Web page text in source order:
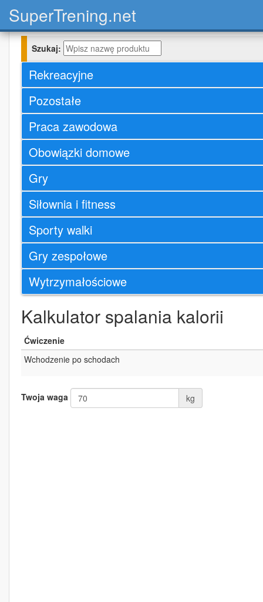
SuperTrening.net
Szukaj:
Rekreacyjne
Pozostałe
Praca zawodowa
Obowiązki domowe
Gry
Siłownia i fitness
Sporty walki
Gry zespołowe
Wytrzymałościowe
Kalkulator spalania kalorii
Ćwiczenie
Wchodzenie po schodach
Twoja waga kg